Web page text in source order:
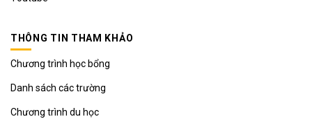
THÔNG TIN THAM KHẢO
Chương trình học bổng
Danh sách các trường
Chương trình du học